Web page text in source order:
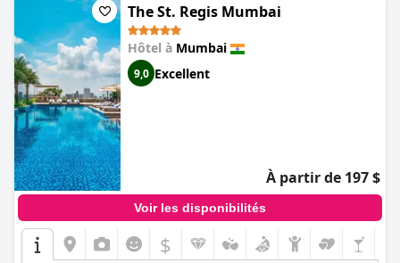
The St. Regis Mumbai
Hôtel à Mumbai
9,0 Excellent
À partir de 197 $
Voir les disponibilités
$